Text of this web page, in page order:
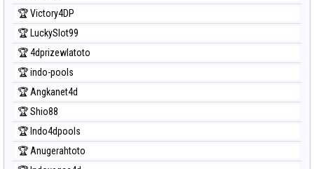
🏆 Victory4DP
🏆 LuckySlot99
🏆 4dprizewlatoto
🏆 indo-pools
🏆 Angkanet4d
🏆 Shio88
🏆 Indo4dpools
🏆 Anugerahtoto